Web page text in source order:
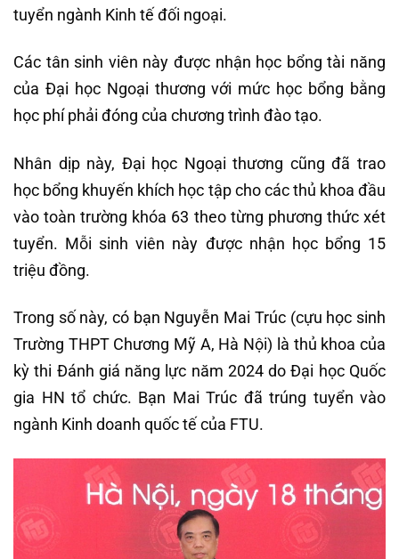
tuyển ngành Kinh tế đối ngoại.
Các tân sinh viên này được nhận học bổng tài năng
của Đại học Ngoại thương với mức học bổng bằng
học phí phải đóng của chương trình đào tạo.
Nhân dịp này, Đại học Ngoại thương cũng đã trao
học bổng khuyến khích học tập cho các thủ khoa đầu
vào toàn trường khóa 63 theo từng phương thức xét
tuyển. Mỗi sinh viên này được nhận học bổng 15
triệu đồng.
Trong số này, có bạn Nguyễn Mai Trúc (cựu học sinh
Trường THPT Chương Mỹ A, Hà Nội) là thủ khoa của
kỳ thi Đánh giá năng lực năm 2024 do Đại học Quốc
gia HN tổ chức. Bạn Mai Trúc đã trúng tuyển vào
ngành Kinh doanh quốc tế của FTU.